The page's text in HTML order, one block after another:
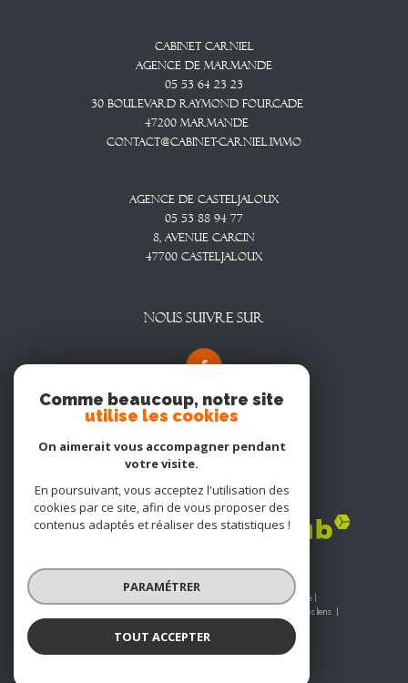
Cabinet CARNIEL
Agence De Marmande
05 53 64 23 23
30 Boulevard Raymond Fourcade
47200
Marmande
contact@cabinet-carniel.immo
Agence De Casteljaloux
05 53 88 94 77
8, Avenue CARCIN
47700
CASTELJALOUX
NOUS SUIVRE SUR
Adhérents
© 2026 | Tous droits réservés | Traduction powered by Google |
Nos liens
Comme beaucoup, notre site
utilise les cookies
On aimerait vous accompagner pendant
votre visite.
En poursuivant, vous acceptez l'utilisation des
cookies par ce site, afin de vous proposer des
contenus adaptés et réaliser des statistiques !
PARAMÉTRER
TOUT ACCEPTER